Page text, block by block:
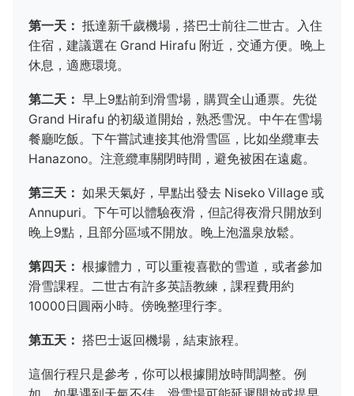
第一天： 抵達新千歲機場，搭巴士前往二世古。入住
住宿，建議選在 Grand Hirafu 附近，交通方便。晚上
休息，適應環境。
第二天： 早上9點前到滑雪場，購買全山通票。先從
Grand Hirafu 的初級道開始，熟悉雪況。中午在雪場
餐廳吃飯。下午嘗試連接其他滑雪區，比如坐纜車去
Hanazono。注意纜車關閉時間，避免被困在遠處。
第三天： 如果天氣好，早點出發去 Niseko Village 或
Annupuri。下午可以體驗夜滑，但記得夜滑只開放到
晚上9點，且部分區域不開放。晚上泡溫泉放鬆。
第四天： 根據體力，可以重複喜歡的雪道，或者參加
滑雪課程。二世古有許多英語教練，課程費用約
10000日圓兩小時。傍晚整理行李。
第五天： 搭巴士返回機場，結束旅程。
這個行程只是參考，你可以根據開放時間調整。例